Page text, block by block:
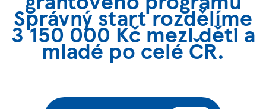
Správný start rozdělíme
3 150 000 Kč mezi děti a
mladé po celé ČR.